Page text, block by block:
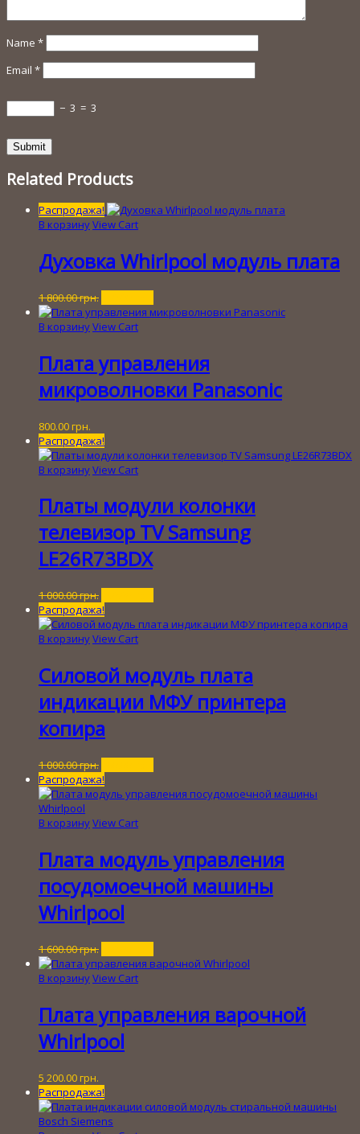
Name *
Email *
− 3 = 3
Related Products
Распродажа!
В корзинуView Cart
Духовка Whirlpool модуль плата
1 800.00грн.
цена
составляла
цена:
В корзинуView Cart
Плата управления
микроволновки Panasonic
800.00 грн.
Распродажа!
В корзинуView Cart
Платы модули колонки
телевизор ТV Samsung
LE26R73BDX
1 000.00грн.
цена
составляла
1
150.00 грн..
Распродажа!
В корзинуView Cart
Силовой модуль плата
индикации МФУ принтера
копира
1 000.00грн.
цена
составляла
000.00 грн..
100.00 грн..
Распродажа!
В корзинуView Cart
Плата модуль управления
посудомоечной машины
Whirlpool
1 600.00грн.
цена
составляла
цена:
В корзинуView Cart
Плата управления варочной
Whirlpool
5 200.00 грн.
Распродажа!